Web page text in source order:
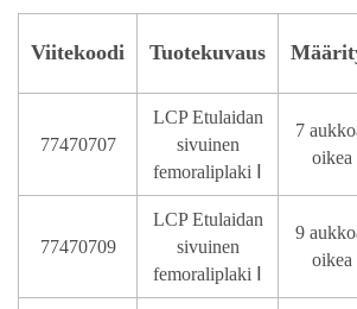
Viitekoodi Tuotekuvaus
77470707
LCP Etulaidan
sivuinen
femoraliplaki Ⅰ
7
oikea
77470709
LCP Etulaidan
sivuinen
femoraliplaki Ⅰ
9
oikea